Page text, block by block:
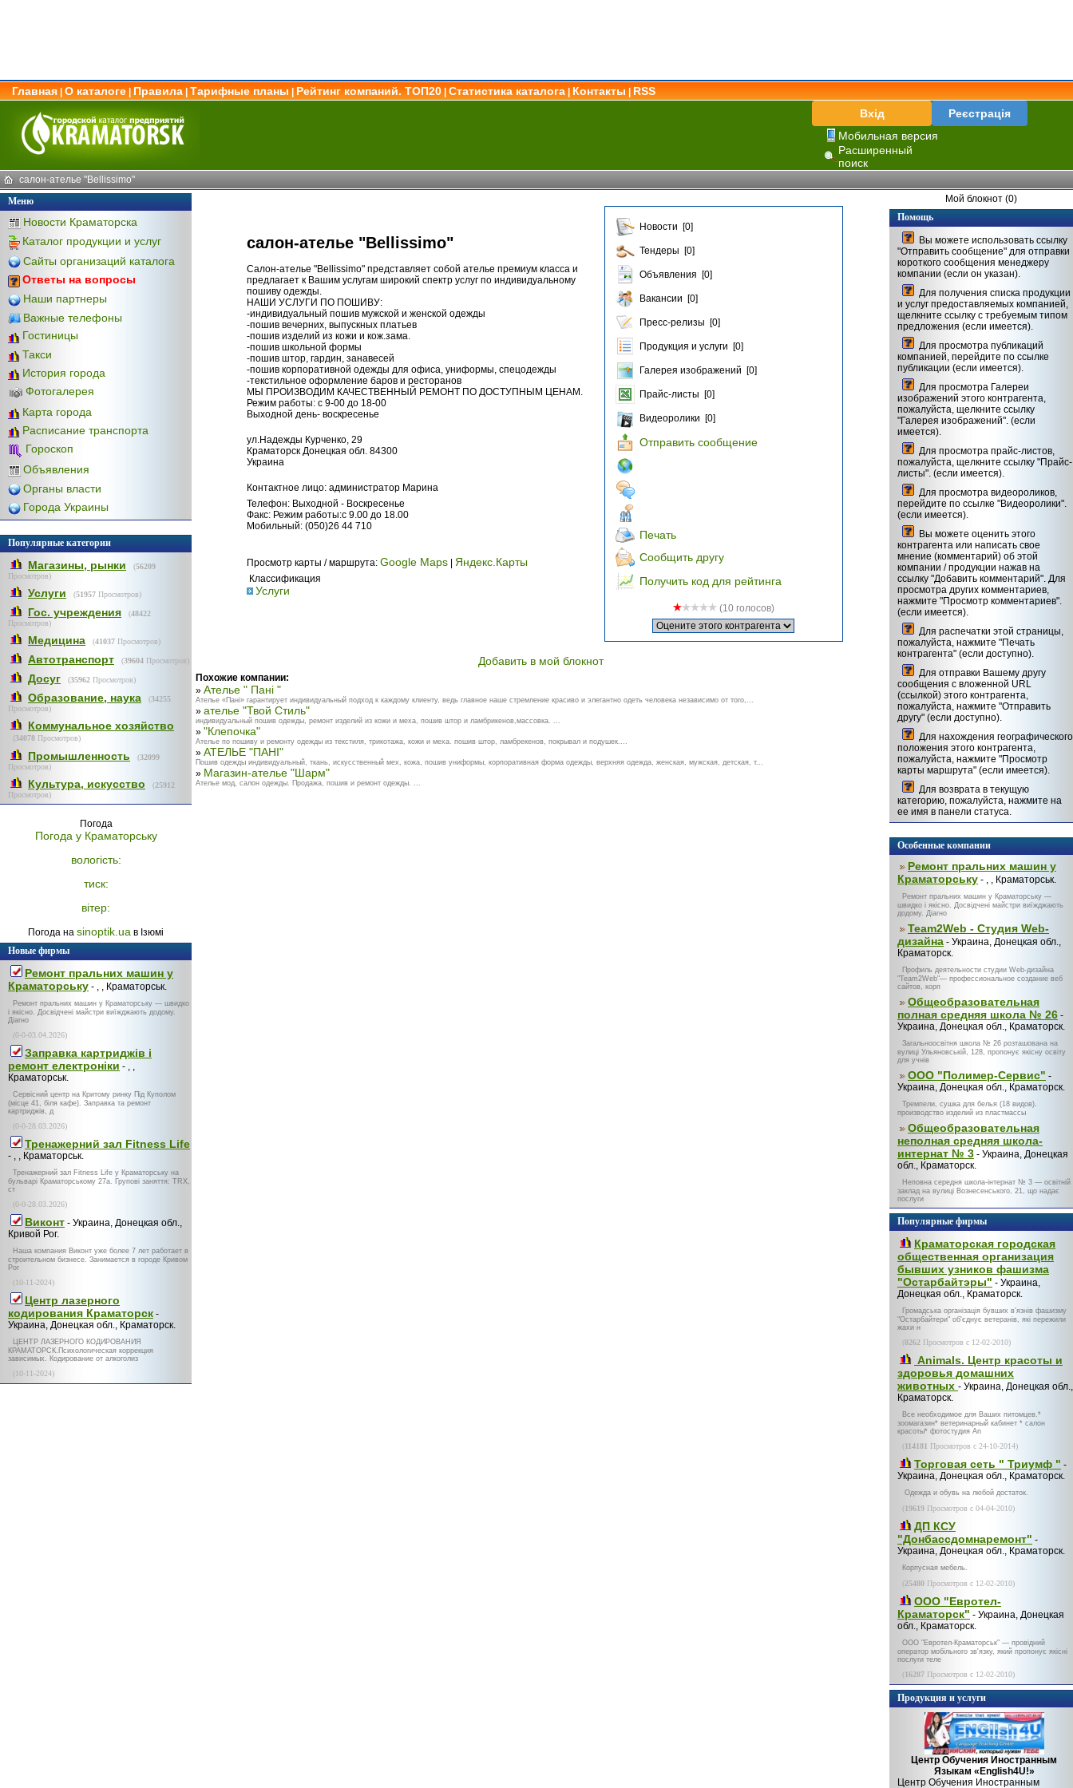
Главная О каталоге Правила Тарифные планы Рейтинг компаний. ТОП20 Статистика каталога Контакты
RSS
Вхід
Реєстрація
Мобильная версия
Расширенный
поиск
салон-ателье "Bellissimo"
Меню
Новости Краматорска
Каталог продукции и услуг
Сайты организаций каталога
Ответы на вопросы
Наши партнеры
Важные телефоны
Гостиницы
Такси
История города
Фотогалерея
Карта города
Расписание транспорта
Гороскоп
Объявления
Органы власти
Города Украины
Популярные категории
Магазины, рынки (56209
Просмотров)
Услуги (51957 Просмотров)
Гос. учреждения (48422
Просмотров)
Медицина (41037 Просмотров)
Автотранспорт (39604 Просмотров)
Досуг (35962 Просмотров)
Образование, наука (34255
Просмотров)
Коммунальное хозяйство
(34078 Просмотров)
Промышленность (32099
Просмотров)
Культура, искусство (25912
Просмотров)
Погода
Погода у Краматорську
вологість:
тиск:
вітер:
Погода на sinoptik.ua в Ізюмі
Новые фирмы
Ремонт пральних машин у
Краматорську - , , Краматорськ.
Ремонт пральних машин у Краматорську — швидко
і якісно. Досвідчені майстри виїжджають додому.
Діагно
(0-0-03.04.2026)
Заправка картриджів і
ремонт електроніки - , ,
Краматорськ.
Сервісний центр на Критому ринку Під Куполом
(місце 41, біля кафе). Заправка та ремонт
картриджів, д
(0-0-28.03.2026)
Тренажерний зал Fitness Life
- , , Краматорськ.
Тренажерний зал Fitness Life у Краматорську на
бульварі Краматорському 27а. Групові заняття: TRX,
ст
(0-0-28.03.2026)
Виконт - Украина, Донецкая обл.,
Кривой Рог.
Наша компания Виконт уже более 7 лет работает в
строительном бизнесе. Занимается в городе Кривом
Рог
(10-11-2024)
Центр лазерного
кодирования Краматорск -
Украина, Донецкая обл., Краматорск.
ЦЕНТР ЛАЗЕРНОГО КОДИРОВАНИЯ
КРАМАТОРСК.Психологическая коррекция
зависимых. Кодирование от алкоголиз
(10-11-2024)
салон-ателье "Bellissimo"
Салон-ателье "Bellissimo" представляет собой ателье премиум класса и
предлагает к Вашим услугам широкий спектр услуг по индивидуальному
пошиву одежды.
НАШИ УСЛУГИ ПО ПОШИВУ:
-индивидуальный пошив мужской и женской одежды
-пошив вечерних, выпускных платьев
-пошив изделий из кожи и кож.зама.
-пошив школьной формы
-пошив штор, гардин, занавесей
-пошив корпоративной одежды для офиса, униформы, спецодежды
-текстильное оформление баров и ресторанов
МЫ ПРОИЗВОДИМ КАЧЕСТВЕННЫЙ РЕМОНТ ПО ДОСТУПНЫМ ЦЕНАМ.
Режим работы: с 9-00 до 18-00
Выходной день- воскресенье
ул.Надежды Курченко, 29
Краматорск Донецкая обл. 84300
Украина
Контактное лицо: администратор Марина
Телефон: Выходной - Воскресенье
Факс: Режим работы:с 9.00 до 18.00
Мобильный: (050)26 44 710
Просмотр карты / маршрута: Google Maps| Яндекс.Карты
Классификация
Услуги
Новости [0]
Тендеры [0]
Объявления [0]
Вакансии [0]
Пресс-релизы [0]
Продукция и услуги [0]
Галерея изображений [0]
Прайс-листы [0]
Видеоролики [0]
Отправить сообщение
Печать
Сообщить другу
Получить код для рейтинга
(10 голосов)
Добавить в мой блокнот
Похожие компании:
» Ателье " Пані "
Ателье «Пані» гарантирует индивидуальный подход к каждому клиенту, ведь главное наше стремление красиво и элегантно одеть человека независимо от того,...
» ателье "Твой Стиль"
индивидуальный пошив одежды, ремонт изделий из кожи и меха, пошив штор и ламбрикенов,массовка. ...
» "Клепочка"
Ателье по пошиву и ремонту одежды из текстиля, трикотажа, кожи и меха. пошив штор, ламбрекенов, покрывал и подушек....
» АТЕЛЬЕ "ПАНІ"
Пошив одежды индивидуальный, ткань, искусственный мех, кожа, пошив униформы, корпоративная форма одежды, верхняя одежда, женская, мужская, детская, т...
» Магазин-ателье "Шарм"
Ателье мод, салон одежды. Продажа, пошив и ремонт одежды. ...
Мой блокнот (0)
Помощь
Вы можете использовать ссылку
"Отправить сообщение" для отправки
короткого сообщения менеджеру
компании (если он указан).
Для получения списка продукции
и услуг предоставляемых компанией,
щелкните ссылку с требуемым типом
предложения (если имеется).
Для просмотра публикаций
компанией, перейдите по ссылке
публикации (если имеется).
Для просмотра Галереи
изображений этого контрагента,
пожалуйста, щелкните ссылку
"Галерея изображений". (если
имеется).
Для просмотра прайс-листов,
пожалуйста, щелкните ссылку "Прайс-
листы". (если имеется).
Для просмотра видеороликов,
перейдите по ссылке "Видеоролики".
(если имеется).
Вы можете оценить этого
контрагента или написать свое
мнение (комментарий) об этой
компании / продукции нажав на
ссылку "Добавить комментарий". Для
просмотра других комментариев,
нажмите "Просмотр комментариев".
(если имеется).
Для распечатки этой страницы,
пожалуйста, нажмите "Печать
контрагента" (если доступно).
Для отправки Вашему другу
сообщения с вложенной URL
(ссылкой) этого контрагента,
пожалуйста, нажмите "Отправить
другу" (если доступно).
Для нахождения географического
положения этого контрагента,
пожалуйста, нажмите "Просмотр
карты маршрута" (если имеется).
Для возврата в текущую
категорию, пожалуйста, нажмите на
ее имя в панели статуса.
Особенные компании
Ремонт пральних машин у
Краматорську - , , Краматорськ.
Ремонт пральних машин у Краматорську —
швидко і якісно. Досвідчені майстри виїжджають
додому. Діагно
Team2Web - Студия Web-
дизайна - Украина, Донецкая обл.,
Краматорск.
Профиль деятельности студии Web-дизайна
"Team2Web"— профессиональное создание веб
сайтов, корп
Общеобразовательная
полная средняя школа № 26 -
Украина, Донецкая обл., Краматорск.
Загальноосвітня школа № 26 розташована на
вулиці Ульяновській, 128, пропонує якісну освіту
для учнів
ООО "Полимер-Сервис" -
Украина, Донецкая обл., Краматорск.
Тремпели, сушка для белья (18 видов).
производство изделий из пластмассы
Общеобразовательная
неполная средняя школа-
интернат № 3 - Украина, Донецкая
обл., Краматорск.
Неповна середня школа-інтернат № 3 — освітній
заклад на вулиці Вознесенського, 21, що надає
послуги
Популярные фирмы
Краматорская городская
общественная организация
бывших узников фашизма
"Остарбайтэры" - Украина,
Донецкая обл., Краматорск.
Громадська організація бувших в'язнів фашизму
"Остарбайтери" об'єднує ветеранів, які пережили
жахи н
(8262 Просмотров с 12-02-2010)
Animals. Центр красоты и
здоровья домашних
животных - Украина, Донецкая обл.,
Краматорск.
Все необходимое для Ваших питомцев.*
зоомагазин* ветеринарный кабинет * салон
красоты* фотостудия An
(114181 Просмотров с 24-10-2014)
Торговая сеть " Триумф " -
Украина, Донецкая обл., Краматорск.
Одежда и обувь на любой достаток.
(19619 Просмотров с 04-04-2010)
ДП КСУ
"Донбассдомнаремонт" -
Украина, Донецкая обл., Краматорск.
Корпусная мебель.
(25480 Просмотров с 12-02-2010)
ООО "Евротел-
Краматорск" - Украина, Донецкая
обл., Краматорск.
ООО "Евротел-Краматорськ" — провідний
оператор мобільного зв'язку, який пропонує якісні
послуги теле
(16287 Просмотров с 12-02-2010)
Продукция и услуги
Центр Обучения Иностранным
Языкам «English4U!»
Центр Обучения Иностранным